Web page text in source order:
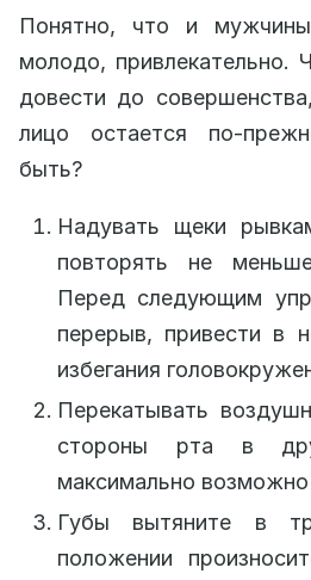
Понятно, что и
молодо, привлекательно.
довести до
лицо остается по-
быть?
Надувать щеки
повторять не
Перед следующим
перерыв, привести в
избегания
Перекатывать
стороны рта в
максимально возможно
Губы вытяните в
положении